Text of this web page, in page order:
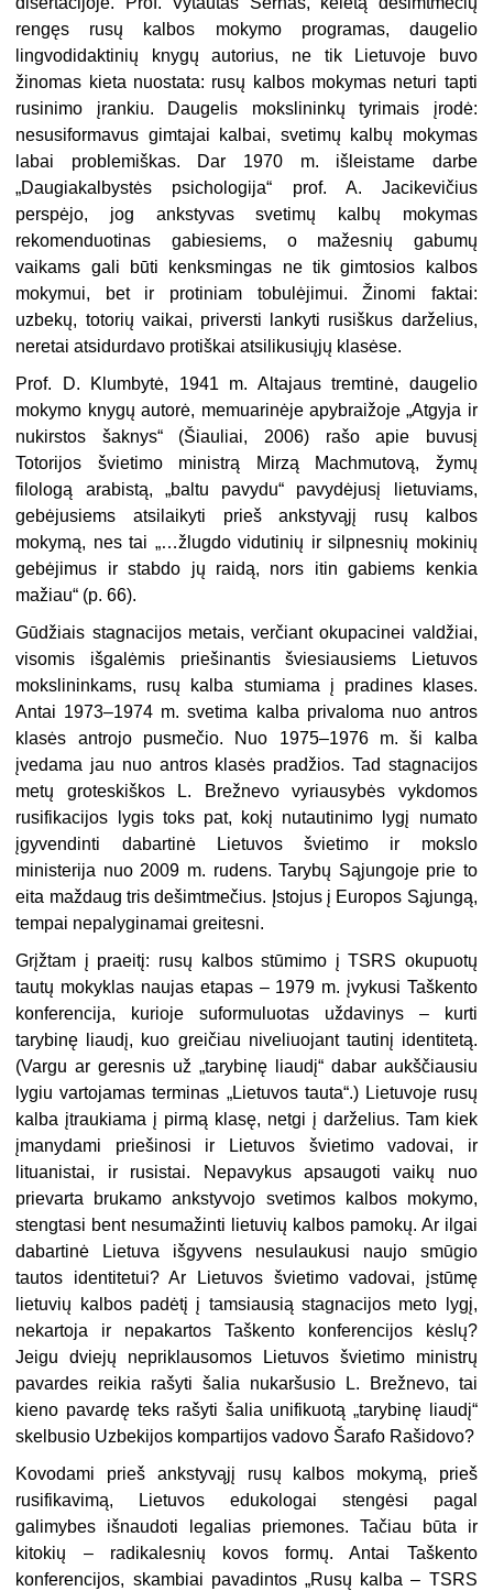
rengęs rusų kalbos mokymo programas, daugelio
lingvodidaktinių knygų autorius, ne tik Lietuvoje buvo
žinomas kieta nuostata: rusų kalbos mokymas neturi tapti
rusinimo įrankiu. Daugelis mokslininkų tyrimais įrodė:
nesusiformavus gimtajai kalbai, svetimų kalbų mokymas
labai problemiškas. Dar 1970 m. išleistame darbe
„Daugiakalbystės psichologija“ prof. A. Jacikevičius
perspėjo, jog ankstyvas svetimų kalbų mokymas
rekomenduotinas gabiesiems, o mažesnių gabumų
vaikams gali būti kenksmingas ne tik gimtosios kalbos
mokymui, bet ir protiniam tobulėjimui. Žinomi faktai:
uzbekų, totorių vaikai, priversti lankyti rusiškus darželius,
neretai atsidurdavo protiškai atsilikusiųjų klasėse.
Prof. D. Klumbytė, 1941 m. Altajaus tremtinė, daugelio
mokymo knygų autorė, memuarinėje apybraižoje „Atgyja ir
nukirstos šaknys“ (Šiauliai, 2006) rašo apie buvusį
Totorijos švietimo ministrą Mirzą Machmutovą, žymų
filologą arabistą, „baltu pavydu“ pavydėjusį lietuviams,
gebėjusiems atsilaikyti prieš ankstyvąjį rusų kalbos
mokymą, nes tai „…žlugdo vidutinių ir silpnesnių mokinių
gebėjimus ir stabdo jų raidą, nors itin gabiems kenkia
mažiau“ (p. 66).
Gūdžiais stagnacijos metais, verčiant okupacinei valdžiai,
visomis išgalėmis priešinantis šviesiausiems Lietuvos
mokslininkams, rusų kalba stumiama į pradines klases.
Antai 1973–1974 m. svetima kalba privaloma nuo antros
klasės antrojo pusmečio. Nuo 1975–1976 m. ši kalba
įvedama jau nuo antros klasės pradžios. Tad stagnacijos
metų groteskiškos L. Brežnevo vyriausybės vykdomos
rusifikacijos lygis toks pat, kokį nutautinimo lygį numato
įgyvendinti dabartinė Lietuvos švietimo ir mokslo
ministerija nuo 2009 m. rudens. Tarybų Sąjungoje prie to
eita maždaug tris dešimtmečius. Įstojus į Europos Sąjungą,
tempai nepalyginamai greitesni.
Grįžtam į praeitį: rusų kalbos stūmimo į TSRS okupuotų
tautų mokyklas naujas etapas – 1979 m. įvykusi Taškento
konferencija, kurioje suformuluotas uždavinys – kurti
tarybinę liaudį, kuo greičiau niveliuojant tautinį identitetą.
(Vargu ar geresnis už „tarybinę liaudį“ dabar aukščiausiu
lygiu vartojamas terminas „Lietuvos tauta“.) Lietuvoje rusų
kalba įtraukiama į pirmą klasę, netgi į darželius. Tam kiek
įmanydami priešinosi ir Lietuvos švietimo vadovai, ir
lituanistai, ir rusistai. Nepavykus apsaugoti vaikų nuo
prievarta brukamo ankstyvojo svetimos kalbos mokymo,
stengtasi bent nesumažinti lietuvių kalbos pamokų. Ar ilgai
dabartinė Lietuva išgyvens nesulaukusi naujo smūgio
tautos identitetui? Ar Lietuvos švietimo vadovai, įstūmę
lietuvių kalbos padėtį į tamsiausią stagnacijos meto lygį,
nekartoja ir nepakartos Taškento konferencijos kėslų?
Jeigu dviejų nepriklausomos Lietuvos švietimo ministrų
pavardes reikia rašyti šalia nukaršusio L. Brežnevo, tai
kieno pavardę teks rašyti šalia unifikuotą „tarybinę liaudį“
skelbusio Uzbekijos kompartijos vadovo Šarafo Rašidovo?
Kovodami prieš ankstyvąjį rusų kalbos mokymą, prieš
rusifikavimą, Lietuvos edukologai stengėsi pagal
galimybes išnaudoti legalias priemones. Tačiau būta ir
kitokių – radikalesnių kovos formų. Antai Taškento
konferencijos, skambiai pavadintos „Rusų kalba – TSRS